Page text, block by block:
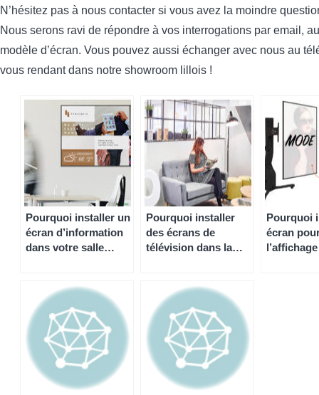
N’hésitez pas à nous contacter si vous avez la moindre
Nous serons ravi de répondre à vos interrogations par email,
modèle d’écran. Vous pouvez aussi échanger avec nous au
vous rendant dans notre showroom lillois !
Pourquoi installer un
écran d’information
dans votre salle
Pourquoi installer
des écrans de
télévision dans la
clinique vétérinaire ?
Pourquoi
écran